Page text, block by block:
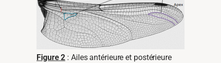
Figure 2 : Ailes antérieure et postérieure